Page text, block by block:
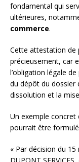
fondamental qui
ultérieures,
commerce.
Cette attestation de
précieusement, car
l’obligation légale
du dépôt du dossier
dissolution et la
Un exemple concret
pourrait être
« Par décision du 15